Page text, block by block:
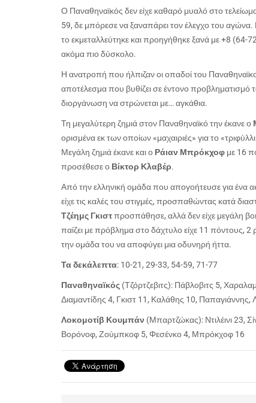
Ο Παναθηναϊκός δεν είχε καθαρό μυαλό στο
59, δε μπόρεσε να ξαναπάρει τον έλεγχο του
το εκμεταλλεύτηκε και προηγήθηκε ξανά με +8 (64-
ακόμα πιο δύσκολο.
Η ανατροπή που ήλπιζαν οι οπαδοί του
αποτέλεσμα που βυθίζει σε έντονο προβληματισμό
διοργάνωση να στρώνεται με… αγκάθια.
Τη μεγαλύτερη ζημιά στον Παναθηναϊκό την έκανε ο
ορισμένα εκ των οποίων «μαχαιριές» για το
Μεγάλη ζημιά έκανε και ο Ράιαν Μπρόκχοφ με 16
προσέθεσε ο Βίκτορ Κλαβέρ.
Από την ελληνική ομάδα που απογοήτευσε για ένα
είχε τις καλές του στιγμές, προσπαθώντας κατά
Τζέημς Γκιστπροσπάθησε, αλλά δεν είχε μεγάλη
παίζει με πρόβλημα στο δάχτυλο είχε 11 πόντους,
την ομάδα του να αποφύγει μια οδυνηρή ήττα.
Τα δεκάλεπτα: 10-21, 29-33, 54-59, 71-77
Παναθηναϊκός (Τζόρτζεβιτς): Πάβλοβιτς 5,
Διαμαντίδης 4, Γκιστ 11, Καλάθης 10, Παπαγιάννης,
Λοκομοτίβ Κουμπάν (Μπαρτζώκας): Ντιλέινι 23,
Βορόνοφ, Ζούμπκοφ 5, Φεσένκο 4, Μπρόκχοφ 16